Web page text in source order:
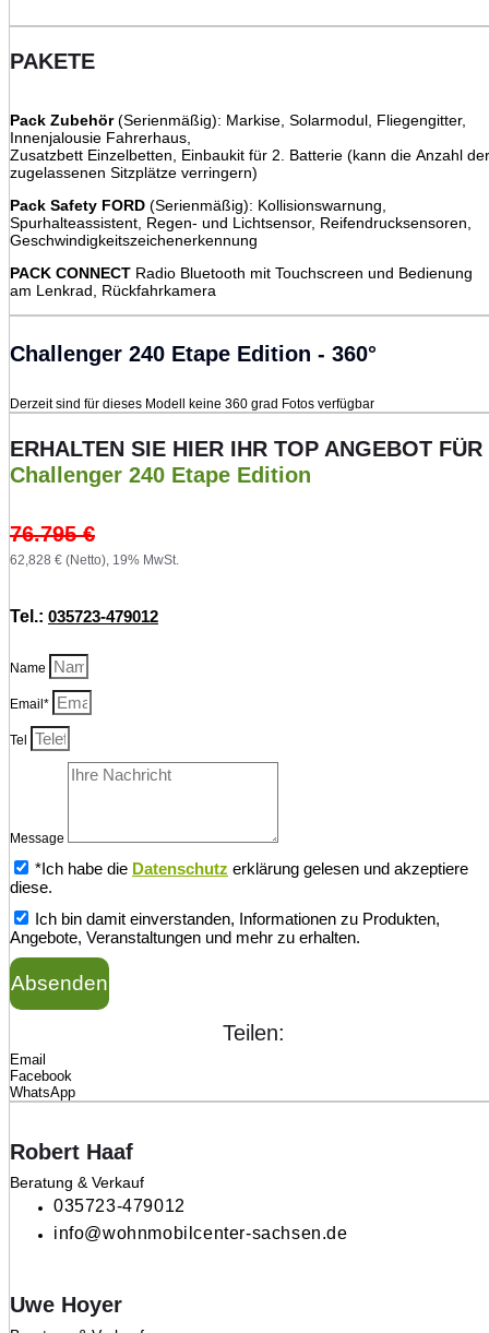
PAKETE
Pack Zubehör(Serienmäßig): Markise, Solarmodul, Fliegengitter,
Innenjalousie Fahrerhaus,
Zusatzbett Einzelbetten, Einbaukit für 2. Batterie (kann die Anzahl der
zugelassenen Sitzplätze verringern)
Pack Safety FORD (Serienmäßig): Kollisionswarnung,
Spurhalteassistent, Regen- und Lichtsensor, Reifendrucksensoren,
Geschwindigkeitszeichenerkennung
PACK CONNECT Radio Bluetooth mit Touchscreen und Bedienung
am Lenkrad, Rückfahrkamera
Challenger 240 Etape Edition - 360°
Derzeit sind für dieses Modell keine 360 grad Fotos verfügbar
ERHALTEN SIE HIER IHR TOP ANGEBOT FÜR
Challenger 240 Etape Edition
76.795€
62,828 € (Netto), 19% MwSt.
Tel.: 035723-479012
Name
Email*
Tel
Message
*Ich habe die Datenschutz erklärung gelesen und akzeptiere
diese.
Ich bin damit einverstanden, Informationen zu Produkten,
Angebote, Veranstaltungen und mehr zu erhalten.
Absenden
Teilen:
Email
Facebook
WhatsApp
Robert Haaf
Beratung & Verkauf
035723-479012
info@wohnmobilcenter-sachsen.de
Uwe Hoyer